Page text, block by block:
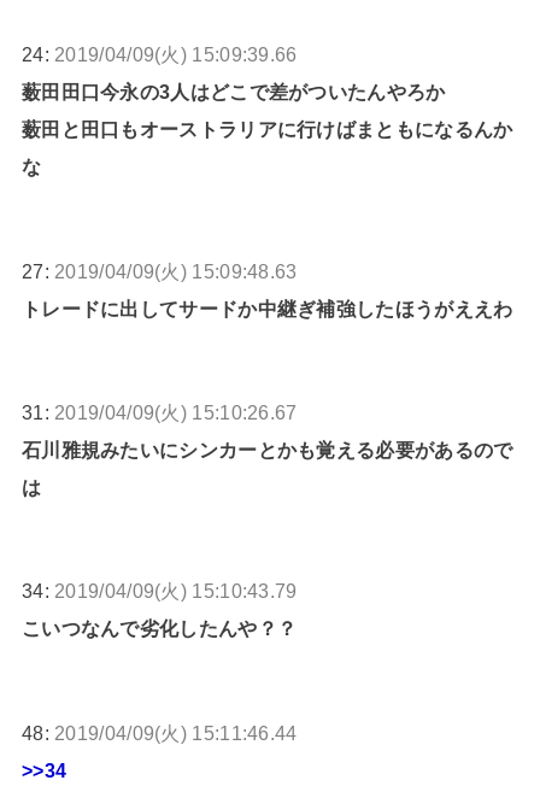
24: 2019/04/09(火) 15:09:39.66
薮田田口今永の3人はどこで差がついたんやろか
薮田と田口もオーストラリアに行けばまともになるんか
な
27: 2019/04/09(火) 15:09:48.63
トレードに出してサードか中継ぎ補強したほうがええわ
31: 2019/04/09(火) 15:10:26.67
石川雅規みたいにシンカーとかも覚える必要があるので
は
34: 2019/04/09(火) 15:10:43.79
こいつなんで劣化したんや？？
48: 2019/04/09(火) 15:11:46.44
>>34